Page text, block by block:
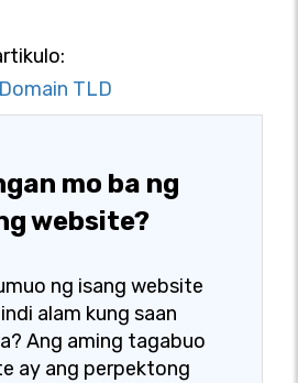
TLD
mo ba ng
website?
ng isang website
alam kung saan
Ang aming tagabuo
ay ang perpektong